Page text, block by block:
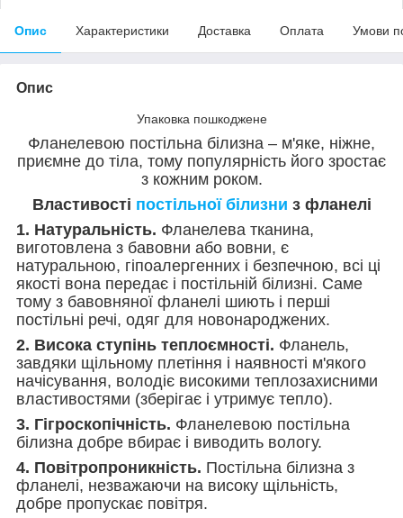
Опис Характеристики Доставка Оплата Умови
Опис
Упаковка пошкоджене
Фланелевою постільна білизна – м'яке, ніжне,
приємне до тіла, тому популярність його зростає
з кожним роком.
Властивості постільної білизни з фланелі
1. Натуральність. Фланелева тканина,
виготовлена з бавовни або вовни, є
натуральною, гіпоалергенних і безпечною, всі ці
якості вона передає і постільній білизні. Саме
тому з бавовняної фланелі шиють і перші
постільні речі, одяг для новонароджених.
2. Висока ступінь теплоємності. Фланель,
завдяки щільному плетіння і наявності м'якого
начісування, володіє високими теплозахисними
властивостями (зберігає і утримує тепло).
3. Гігроскопічність. Фланелевою постільна
білизна добре вбирає і виводить вологу.
4. Повітропроникність. Постільна білизна з
фланелі, незважаючи на високу щільність,
добре пропускає повітря.